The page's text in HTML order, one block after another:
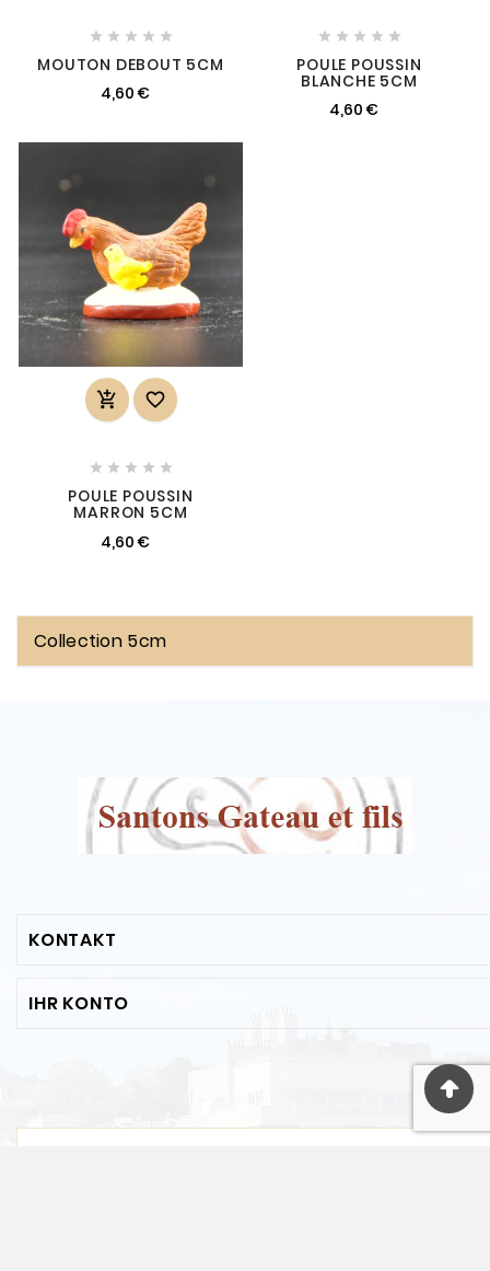
    
MOUTON DEBOUT 5CM
4,60 €
    
POULE POUSSIN
BLANCHE 5CM
4,60 €
 
    
POULE POUSSIN
MARRON 5CM
4,60 €
Collection 5cm
KONTAKT
IHR KONTO